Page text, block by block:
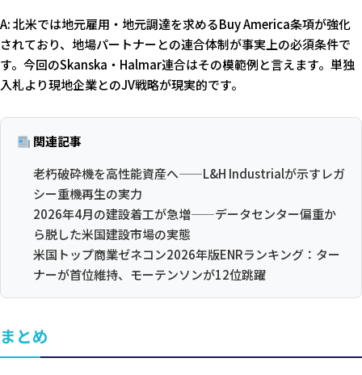
A: 北米では地元雇用・地元調達を求めるBuy America条項が強化
されており、地場パートナーとの連合体制が事実上の必須条件で
す。今回のSkanska・Halmar連合はその模範例と言えます。単独
入札より現地企業とのJV戦略が現実的です。
関連記事
老朽破砕機を高性能資産へ——L&H Industrialが示すレガ
シー重機再生の実力
2026年4月の建設着工が急増——データセンター偏重か
ら脱した米国建設市場の実態
米国トップ商業ゼネコン2026年版ENRランキング：ター
ナーが首位維持、モーテンソンが12位跳躍
まとめ